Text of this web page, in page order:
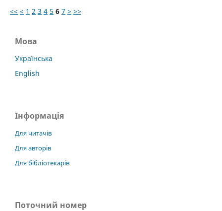
<< < 1 2 3 4 5 6 7 > >>
Мова
Українська
English
Інформація
Для читачів
Для авторів
Для бібліотекарів
Поточний номер